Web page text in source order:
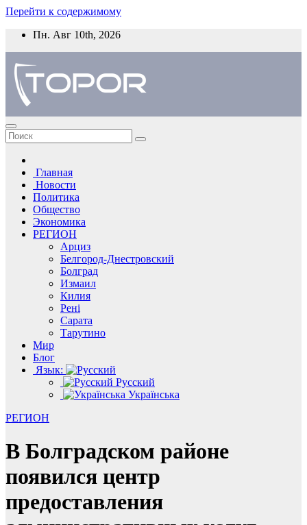
Перейти к содержимому
Пн. Авг 10th, 2026
Главная
Новости
Политика
Общество
Экономика
РЕГИОН
Арциз
Белгород-Днестровский
Болград
Измаил
Килия
Рені
Сарата
Тарутино
Мир
Блог
Язык:
Русский
Українська
РЕГИОН
В Болградском районе
появился центр
предоставления